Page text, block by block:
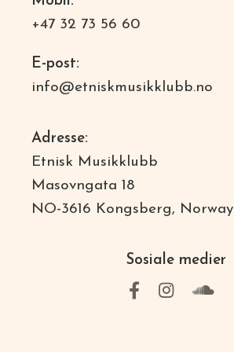
+47 32 73 56 60
E-post:
info@etniskmusikklubb.no
Adresse:
Etnisk Musikklubb
Masovngata 18
NO-3616 Kongsberg, Norway
Sosiale medier